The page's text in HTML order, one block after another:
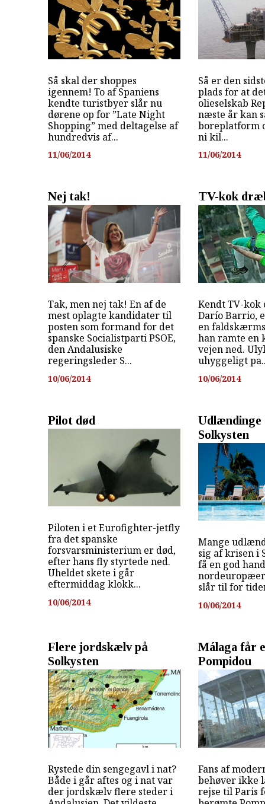
Så skal der shoppes
igennem! To af Spaniens
kendte turistbyer slår nu
dørene op for ”Late Night
Shopping” med deltagelse af
hundredvis af...
11/06/2014
Så er den
plads for at
olieselskab
næste år kan
boreplatform
ni kil...
11/06/2014
Nej tak!
Tak, men nej tak! En af de
mest oplagte kandidater til
posten som formand for det
spanske Socialistparti PSOE,
den Andalusiske
regeringsleder S...
10/06/2014
TV-kok
Kendt TV-kok
Darío Barrio,
en
han ramte en
vejen ned.
uhyggeligt
10/06/2014
Pilot død
Piloten i et Eurofighter-jetfly
fra det spanske
forsvarsministerium er død,
efter hans fly styrtede ned.
Uheldet skete i går
eftermiddag klokk...
10/06/2014
Udlændinge
Solkysten
Mange
sig af krisen i
få en god
slår til for
10/06/2014
Flere jordskælv på
Solkysten
Rystede din sengegavl i nat?
Både i går aftes og i nat var
der jordskælv flere steder i
Málaga får
Pompidou
Fans af
behøver ikke
rejse til Paris